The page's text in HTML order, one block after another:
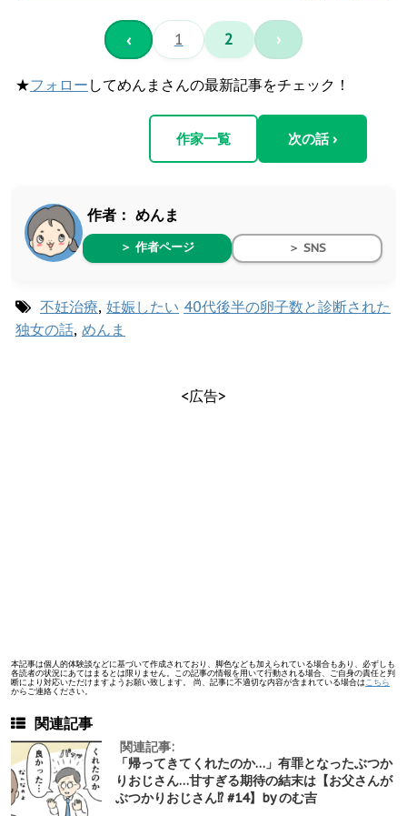
‹ 1 2 ›
★フォロー してめんまさんの最新記事をチェック！
作家一覧 次の話 ›
作者： めんま
＞ 作者ページ ＞ SNS
不妊治療, 妊娠したい 40代後半の卵子数と診断された
独女の話, めんま
<広告>
本記事は個人的体験談などに基づいて作成されており、脚色なども加えられている場合もあり、必ずしも
各読者の状況にあてはまるとは限りません。この記事の情報を用いて行動される場合、ご自身の責任と判
断により対応いただけますようお願い致します。 尚、記事に不適切な内容が含まれている場合は こちら
からご連絡ください。
関連記事
関連記事:
「帰ってきてくれたのか…」有罪となったぶつか
りおじさん…甘すぎる期待の結末は【お父さんが
ぶつかりおじさん⁉︎ #14】by のむ吉